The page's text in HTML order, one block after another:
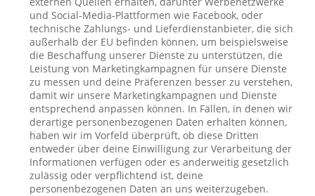
und Social-Media-Plattformen wie Facebook, oder
technische Zahlungs- und Lieferdienstanbieter, die sich
außerhalb der EU befinden können, um beispielsweise
die Beschaffung unserer Dienste zu unterstützen, die
Leistung von Marketingkampagnen für unsere Dienste
zu messen und deine Präferenzen besser zu verstehen,
damit wir unsere Marketingkampagnen und Dienste
entsprechend anpassen können. In Fällen, in denen wir
derartige personenbezogenen Daten erhalten können,
haben wir im Vorfeld überprüft, ob diese Dritten
entweder über deine Einwilligung zur Verarbeitung der
Informationen verfügen oder es anderweitig gesetzlich
zulässig oder verpflichtend ist, deine
personenbezogenen Daten an uns weiterzugeben.